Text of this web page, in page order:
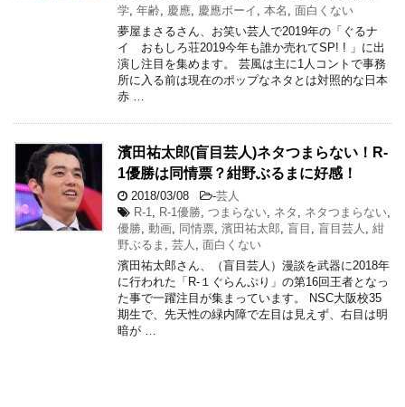
学 年齢 慶應 慶應ボーイ 本名
面白くない
夢屋まさるさん、お笑い芸人で2019年の「ぐるナ
イ おもしろ荘2019今年も誰か売れてSP! ! 」に出
演し注目を集めます。 芸風は主に1人コントで事務
所に入る前は現在のポップなネタとは対照的な日本
赤 …
濱田祐太郎(盲目芸人)ネタつまらない！R-
1優勝は同情票？紺野ぶるまに好感！
2018/03/08 -芸人
R-1
R-1優勝 つまらない ネタ ネタつまらない
優勝 動画 同情票 濱田祐太郎 盲目 盲目芸人
紺
野ぶるま
芸人
面白くない
濱田祐太郎さん、（盲目芸人）漫談を武器に2018年
に行われた「R-１ぐらんぷり」の第16回王者となっ
た事で一躍注目が集まっています。 NSC大阪校35
期生で、先天性の緑内障で左目は見えず、右目は明
暗が …